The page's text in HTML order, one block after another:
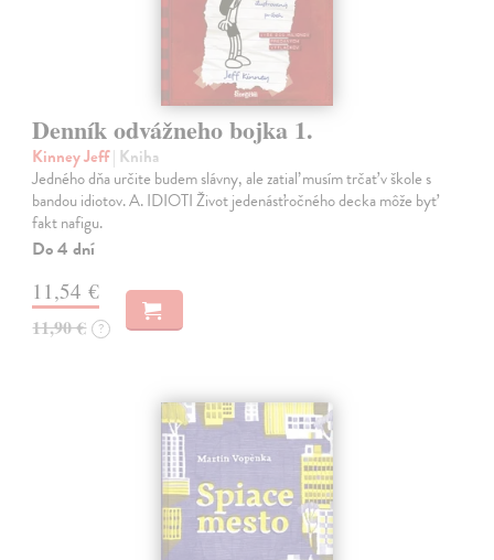
Denník odvážneho bojka 1.
Kinney Jeff| Kniha
Jedného dňa určite budem slávny, ale zatiaľ musím trčať v škole s
bandou idiotov. A. IDIOTI Život jedenásťročného decka môže byť
fakt nafigu.
Do 4 dní
11,54 €
11,90 € ?